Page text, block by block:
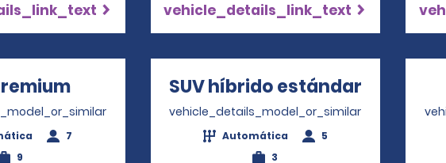
vehicle_details_link_text
Opens in a new window
7
9
SUV híbrido estándar Opens
vehicle_details_model_or_similar
Automática
5
3